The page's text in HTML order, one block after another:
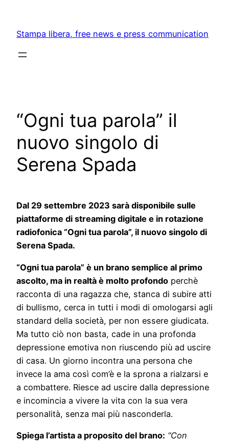
content
Stampa libera, free news e press communication
“Ogni tua parola” il
nuovo singolo di
Serena Spada
Dal 29 settembre 2023 sarà disponibile sulle
piattaforme di streaming digitale e in rotazione
radiofonica “Ogni tua parola”, il nuovo singolo di
Serena Spada.
“Ogni tua parola” è un brano semplice al primo
ascolto, ma in realtà è molto profondo perchè
racconta di una ragazza che, stanca di subire atti
di bullismo, cerca in tutti i modi di omologarsi agli
standard della società, per non essere giudicata.
Ma tutto ciò non basta, cade in una profonda
depressione emotiva non riuscendo più ad uscire
di casa. Un giorno incontra una persona che
invece la ama così com’è e la sprona a rialzarsi e
a combattere. Riesce ad uscire dalla depressione
e incomincia a vivere la vita con la sua vera
personalità, senza mai più nasconderla.
Spiega l’artista a proposito del brano: “Con